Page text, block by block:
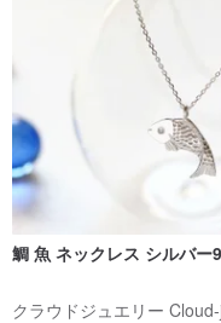
鯛 魚 ネックレス シルバー